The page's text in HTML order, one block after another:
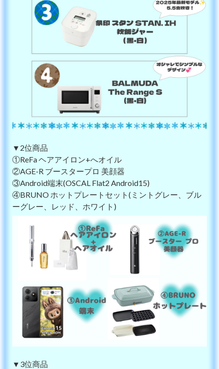
▼2位商品
①ReFa ヘアアイロン+へオイル
②AGE-R ブースタープロ 美顔器
③Android端末(OSCAL Flat2 Android15)
④BRUNO ホットプレートセット(ミントグレー、ブル
ーグレー、レッド、ホワイト)
▼3位商品